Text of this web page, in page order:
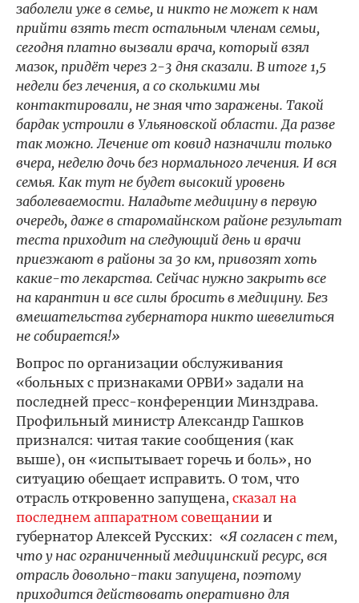
заболели уже в семье, и никто не может к нам
прийти взять тест остальным членам семьи,
сегодня платно вызвали врача, который взял
мазок, придёт через 2-3 дня сказали. В итоге 1,5
недели без лечения, а со сколькими мы
контактировали, не зная что заражены. Такой
бардак устроили в Ульяновской области. Да разве
так можно. Лечение от ковид назначили только
вчера, неделю дочь без нормального лечения. И вся
семья. Как тут не будет высокий уровень
заболеваемости. Наладьте медицину в первую
очередь, даже в старомайнском районе результат
теста приходит на следующий день и врачи
приезжают в районы за 30 км, привозят хоть
какие-то лекарства. Сейчас нужно закрыть все
на карантин и все силы бросить в медицину. Без
вмешательства губернатора никто шевелиться
не собирается!»
Вопрос по организации обслуживания
«больных с признаками ОРВИ» задали на
последней пресс-конференции Минздрава.
Профильный министр Александр Гашков
признался: читая такие сообщения (как
выше), он «испытывает горечь и боль», но
ситуацию обещает исправить. О том, что
отрасль откровенно запущена, сказал на
последнем аппаратном совещании и
губернатор Алексей Русских: «Я согласен с тем,
что у нас ограниченный медицинский ресурс, вся
отрасль довольно-таки запущена, поэтому
приходится действовать оперативно для